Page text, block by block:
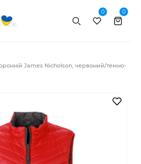
Пошук
0 0
James Nicholson, червоний/темно-
В